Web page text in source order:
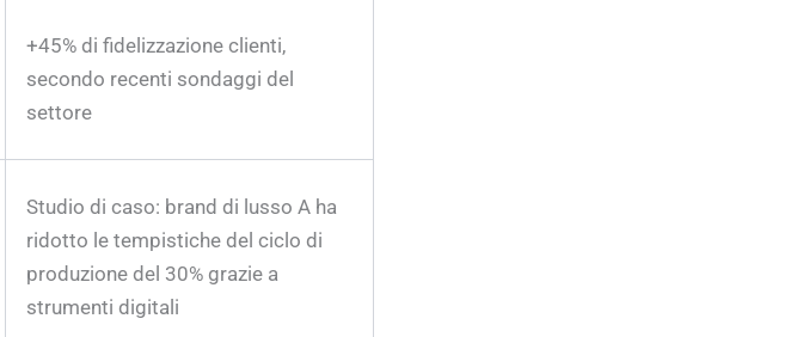
+45% di fidelizzazione clienti,
secondo recenti sondaggi del
settore
Studio di caso: brand di lusso A ha
ridotto le tempistiche del ciclo di
produzione del 30% grazie a
strumenti digitali